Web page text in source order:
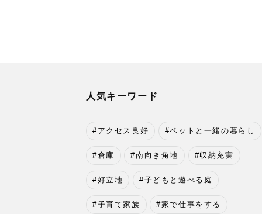
人気キーワード
アクセス良好 ペットと一緒の暮らし
倉庫 南向き角地 収納充実
好立地 子どもと遊べる庭
子育て家族 家で仕事をする